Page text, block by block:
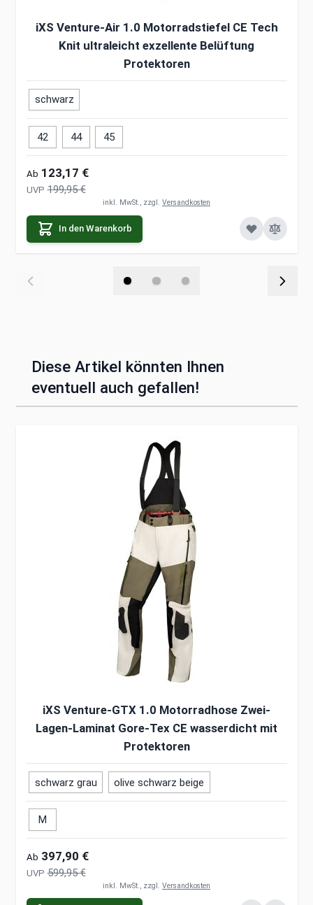
iXS Venture-Air 1.0 Motorradstiefel CE Tech
Knit ultraleicht exzellente Belüftung
Protektoren
schwarz
42 44 45
Ab 123,17 €
UVP 199,95 €
inkl. MwSt., zzgl. Versandkosten
In den Warenkorb
Diese Artikel könnten Ihnen
eventuell auch gefallen!
iXS Venture-GTX 1.0 Motorradhose Zwei-
Lagen-Laminat Gore-Tex CE wasserdicht mit
Protektoren
schwarz grau olive schwarz beige
M
Ab 397,90 €
UVP 599,95 €
inkl. MwSt., zzgl. Versandkosten